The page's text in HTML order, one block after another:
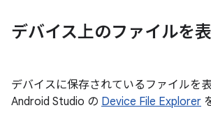
デバイス上のファイルを
デバイスに保存されているファイルを
Android Studio の Device File Explorer